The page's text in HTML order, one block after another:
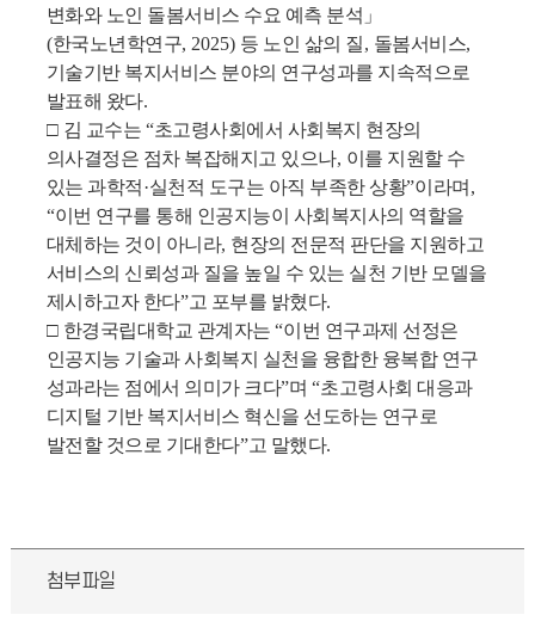
변화와 노인 돌봄서비스 수요 예측 분석 」
(한국노년학연구, 2025) 등 노인 삶의 질, 돌봄서비스,
기술기반 복지서비스 분야의 연구성과를 지속적으로
발표해 왔다.
□ 김 교수는 “초고령사회에서 사회복지 현장의
의사결정은 점차 복잡해지고 있으나, 이를 지원할 수
있는 과학적·실천적 도구는 아직 부족한 상황”이라며 ,
“이번 연구를 통해 인공지능이 사회복지사의 역할을
대체하는 것이 아니라, 현장의 전문적 판단을 지원하고
서비스의 신뢰성과 질을 높일 수 있는 실천 기반 모델을
제시하고자 한다”고 포부를 밝혔다.
□ 한경국립대학교 관계자는“이번 연구과제 선정은
인공지능 기술과 사회복지 실천을 융합한 융복합 연구
성과라는 점에서 의미가 크다”며“초고령사회 대응과
디지털 기반 복지서비스 혁신을 선도하는 연구로
발전할 것으로 기대한다”고 말했다.
첨부파일